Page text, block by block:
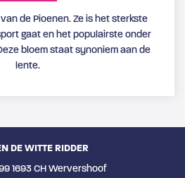
de Pioenen. Ze is het sterkste
gaat en het populairste onder
bloem staat synoniem aan de
lente.
DE WITTE RIDDER
1693 CH Wervershoof